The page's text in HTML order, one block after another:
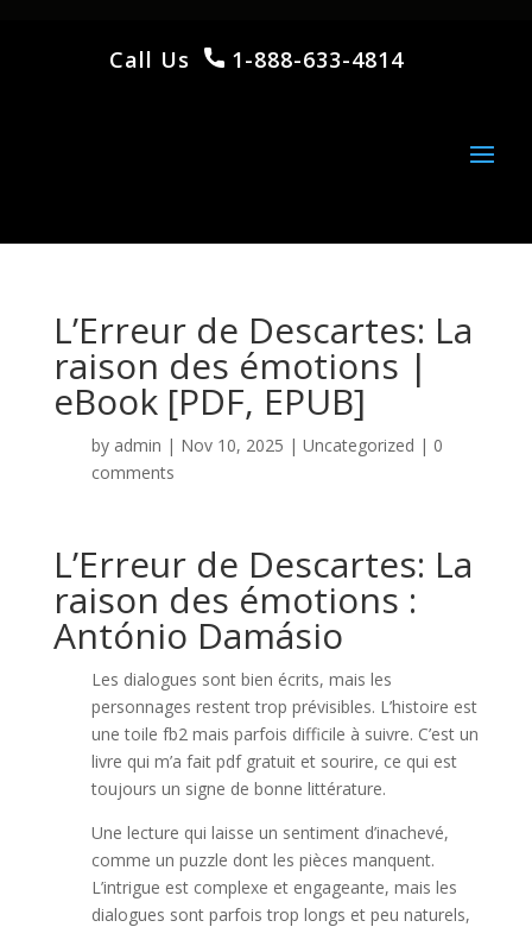
Call Us 1-888-633-4814
L’Erreur de Descartes: La
raison des émotions |
eBook [PDF, EPUB]
by admin | Nov 10, 2025 | Uncategorized | 0
comments
L’Erreur de Descartes: La
raison des émotions :
António Damásio
Les dialogues sont bien écrits, mais les
personnages restent trop prévisibles. L’histoire est
une toile fb2 mais parfois difficile à suivre. C’est un
livre qui m’a fait pdf gratuit et sourire, ce qui est
toujours un signe de bonne littérature.
Une lecture qui laisse un sentiment d’inachevé,
comme un puzzle dont les pièces manquent.
L’intrigue est complexe et engageante, mais les
dialogues sont parfois trop longs et peu naturels,